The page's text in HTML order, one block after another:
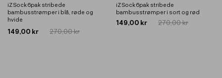
iZ Sock 6pak stribede
bambusstrømper i blå, røde og
hvide
149,00 kr 270,00 kr
iZ Sock 6pak stribede
bambusstrømper i sort og rød
149,00 kr 270,00 kr